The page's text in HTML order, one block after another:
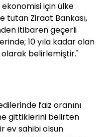
için ülke
tutan Ziraat Bankası,
itibaren geçerli
10 yıla kadar olan
olarak belirlemiştir."
faiz oranını
gittiklerini belirten
ev sahibi olsun